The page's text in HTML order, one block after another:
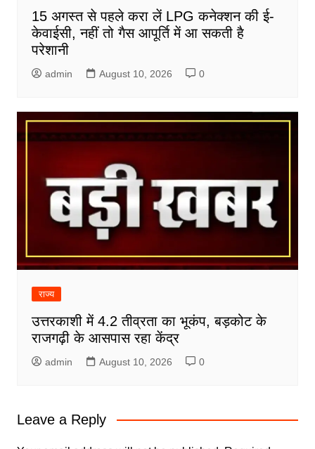
15 अगस्त से पहले करा लें LPG कनेक्शन की ई-
केवाईसी, नहीं तो गैस आपूर्ति में आ सकती है
परेशानी
admin August 10, 2026 0
राज्य
उत्तरकाशी में 4.2 तीव्रता का भूकंप, बड़कोट के
राजगढ़ी के आसपास रहा केंद्र
admin August 10, 2026 0
Leave a Reply